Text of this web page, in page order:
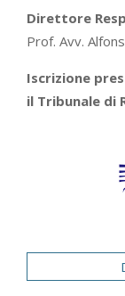
Direttore
Prof. Avv.
Iscrizione
il Tribunale di